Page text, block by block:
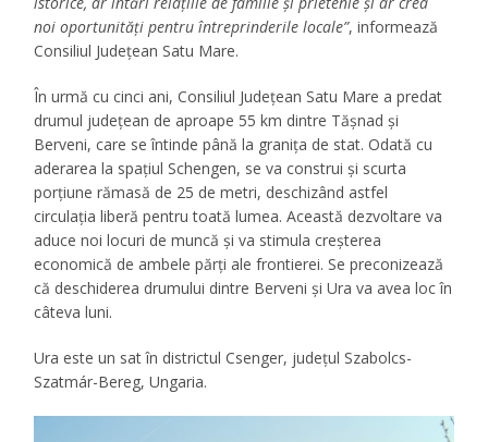
noi oportunități pentru întreprinderile locale”, informează
Consiliul Județean Satu Mare.
În urmă cu cinci ani, Consiliul Județean Satu Mare a predat
drumul județean de aproape 55 km dintre Tășnad și
Berveni, care se întinde până la granița de stat. Odată cu
aderarea la spațiul Schengen, se va construi și scurta
porțiune rămasă de 25 de metri, deschizând astfel
circulația liberă pentru toată lumea. Această dezvoltare va
aduce noi locuri de muncă și va stimula creșterea
economică de ambele părți ale frontierei. Se preconizează
că deschiderea drumului dintre Berveni și Ura va avea loc în
câteva luni.
Ura este un sat în districtul Csenger, județul Szabolcs-
Szatmár-Bereg, Ungaria.